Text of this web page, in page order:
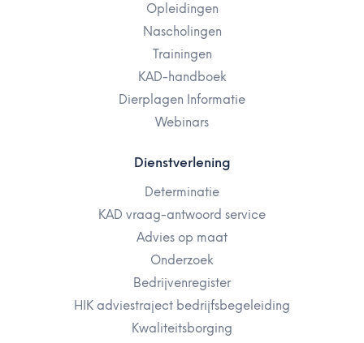
Opleidingen
Nascholingen
Trainingen
KAD-handboek
Dierplagen Informatie
Webinars
Dienstverlening
Determinatie
KAD vraag-antwoord service
Advies op maat
Onderzoek
Bedrijvenregister
HIK adviestraject bedrijfsbegeleiding
Kwaliteitsborging